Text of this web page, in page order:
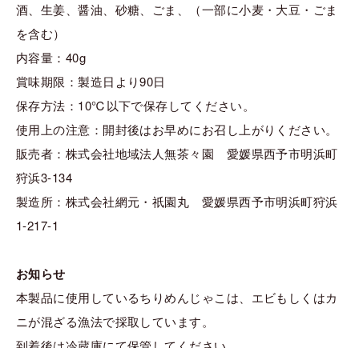
酒、生姜、醤油、砂糖、ごま、（一部に小麦・大豆・ごま
を含む）
内容量：40g
賞味期限：製造日より90日
保存方法：10℃以下で保存してください。
使用上の注意：開封後はお早めにお召し上がりください。
販売者：株式会社地域法人無茶々園 愛媛県西予市明浜町
狩浜3-134
製造所：株式会社網元・祇園丸 愛媛県西予市明浜町狩浜
1-217-1
お知らせ
本製品に使用しているちりめんじゃこは、エビもしくはカ
ニが混ざる漁法で採取しています。